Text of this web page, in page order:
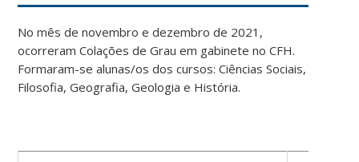
No mês de novembro e dezembro de 2021,
ocorreram Colações de Grau em gabinete no CFH.
Formaram-se alunas/os dos cursos: Ciências Sociais,
Filosofia, Geografia, Geologia e História.